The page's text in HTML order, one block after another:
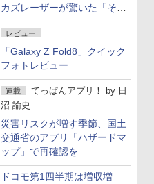
カズレーザーが驚いた「そば
屋のメニュー並みの薄さ」
レビュー
「Galaxy Z Fold8」クイック
フォトレビュー
連載 てっぱんアプリ！ by 日
沼 諭史
災害リスクが増す季節、国土
交通省のアプリ「ハザードマ
ップ」で再確認を
ドコモ第1四半期は増収増